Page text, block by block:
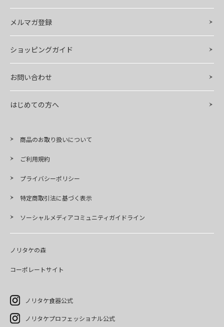
メルマガ登録
ショッピングガイド
お問い合わせ
はじめての方へ
商品のお取り扱いについて
ご利用規約
プライバシーポリシー
特定商取引法に基づく表示
ソーシャルメディアコミュニティガイドライン
ノリタケの森
コーポレートサイト
ノリタケ食器公式
ノリタケプロフェッショナル公式